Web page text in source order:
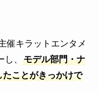
催キラットエンタメ
、 モデル部門・ナ
ことがきっかけで